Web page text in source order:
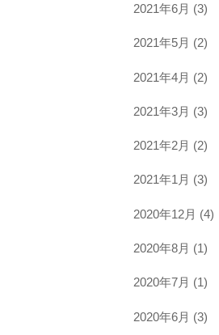
2021年6月 (3)
2021年5月 (2)
2021年4月 (2)
2021年3月 (3)
2021年2月 (2)
2021年1月 (3)
2020年12月 (4)
2020年8月 (1)
2020年7月 (1)
2020年6月 (3)